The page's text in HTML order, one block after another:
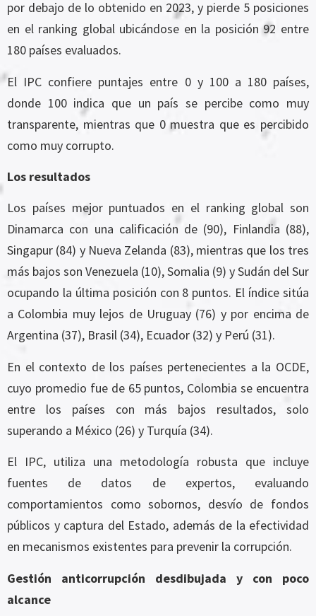
por debajo de lo obtenido en 2023, y pierde 5 posiciones
en el ranking global ubicándose en la posición 92 entre
180 países evaluados.
El IPC confiere puntajes entre 0 y 100 a 180 países,
donde 100 indica que un país se percibe como muy
transparente, mientras que 0 muestra que es percibido
como muy corrupto.
Los resultados
Los países mejor puntuados en el ranking global son
Dinamarca con una calificación de (90), Finlandia (88),
Singapur (84) y Nueva Zelanda (83), mientras que los tres
más bajos son Venezuela (10), Somalia (9) y Sudán del Sur
ocupando la última posición con 8 puntos. El índice sitúa
a Colombia muy lejos de Uruguay (76) y por encima de
Argentina (37), Brasil (34), Ecuador (32) y Perú (31).
En el contexto de los países pertenecientes a la OCDE,
cuyo promedio fue de 65 puntos, Colombia se encuentra
entre los países con más bajos resultados, solo
superando a México (26) y Turquía (34).
El IPC, utiliza una metodología robusta que incluye
fuentes de datos de expertos, evaluando
comportamientos como sobornos, desvío de fondos
públicos y captura del Estado, además de la efectividad
en mecanismos existentes para prevenir la corrupción.
Gestión anticorrupción desdibujada y con poco
alcance